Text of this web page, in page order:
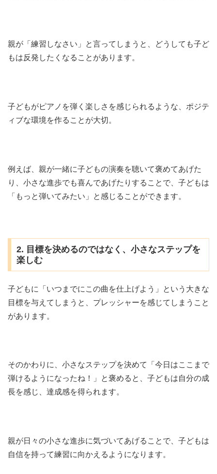
親が「練習しなさい」と言ってしまうと、どうしても子ど
もは反発したくなることがあります。
子どもがピアノを弾く楽しさを感じられるような、ポジテ
ィブな環境を作ることが大切。
例えば、親が一緒に子どもの演奏を聴いて褒めてあげた
り、小さな進歩でも喜んであげたりすることで、子どもは
「もっと弾いてみたい」と感じることができます。
2. 目標を決めるのではなく、小さなステップを
楽しむ
子どもに「いつまでにこの曲を仕上げよう」という大きな
目標を与えてしまうと、プレッシャーを感じてしまうこと
があります。
そのかわりに、小さなステップを決めて「今日はここまで
弾けるようになったね！」と褒めると、子どもは自分の成
長を感じ、達成感を得られます。
親が日々の小さな進歩に気づいてあげることで、子どもは
自信を持って練習に向かえるようになります。